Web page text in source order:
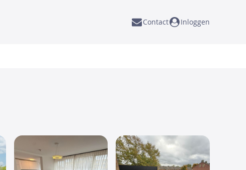
Contact Inloggen